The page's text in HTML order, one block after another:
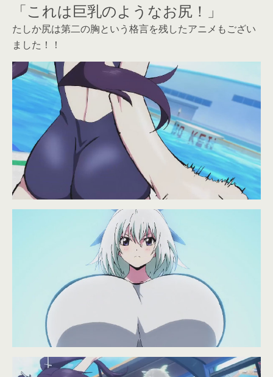
「これは巨乳のようなお尻！」
たしか尻は第二の胸という格言を残したアニメもござい
ました！！